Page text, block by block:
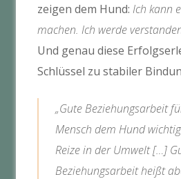
zeigen dem Hund: Ich kann
machen. Ich werde
Und genau diese
Schlüssel zu stabiler
„Gute Beziehungsarbeit
Mensch dem Hund
Reize in der Umwelt […]
Beziehungsarbeit heißt